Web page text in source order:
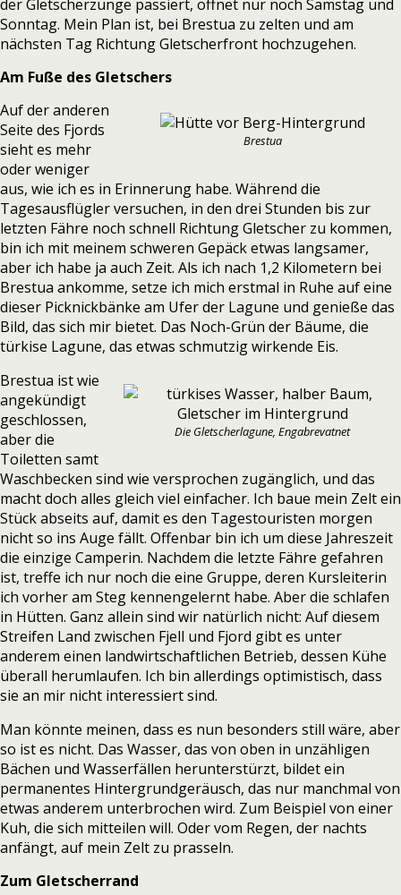
der Gletscherzunge passiert, öffnet nur noch Samstag und
Sonntag. Mein Plan ist, bei Brestua zu zelten und am
nächsten Tag Richtung Gletscherfront hochzugehen.
Am Fuße des Gletschers
Brestua
Auf der anderen
Seite des Fjords
sieht es mehr
oder weniger
aus, wie ich es in Erinnerung habe. Während die
Tagesausflügler versuchen, in den drei Stunden bis zur
letzten Fähre noch schnell Richtung Gletscher zu kommen,
bin ich mit meinem schweren Gepäck etwas langsamer,
aber ich habe ja auch Zeit. Als ich nach 1,2 Kilometern bei
Brestua ankomme, setze ich mich erstmal in Ruhe auf eine
dieser Picknickbänke am Ufer der Lagune und genieße das
Bild, das sich mir bietet. Das Noch-Grün der Bäume, die
türkise Lagune, das etwas schmutzig wirkende Eis.
Die Gletscherlagune, Engabrevatnet
Brestua ist wie
angekündigt
geschlossen,
aber die
Toiletten samt
Waschbecken sind wie versprochen zugänglich, und das
macht doch alles gleich viel einfacher. Ich baue mein Zelt ein
Stück abseits auf, damit es den Tagestouristen morgen
nicht so ins Auge fällt. Offenbar bin ich um diese Jahreszeit
die einzige Camperin. Nachdem die letzte Fähre gefahren
ist, treffe ich nur noch die eine Gruppe, deren Kursleiterin
ich vorher am Steg kennengelernt habe. Aber die schlafen
in Hütten. Ganz allein sind wir natürlich nicht: Auf diesem
Streifen Land zwischen Fjell und Fjord gibt es unter
anderem einen landwirtschaftlichen Betrieb, dessen Kühe
überall herumlaufen. Ich bin allerdings optimistisch, dass
sie an mir nicht interessiert sind.
Man könnte meinen, dass es nun besonders still wäre, aber
so ist es nicht. Das Wasser, das von oben in unzähligen
Bächen und Wasserfällen herunterstürzt, bildet ein
permanentes Hintergrundgeräusch, das nur manchmal von
etwas anderem unterbrochen wird. Zum Beispiel von einer
Kuh, die sich mitteilen will. Oder vom Regen, der nachts
anfängt, auf mein Zelt zu prasseln.
Zum Gletscherrand